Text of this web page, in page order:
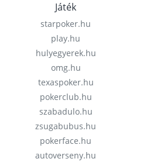
Játék
starpoker.hu
play.hu
hulyegyerek.hu
omg.hu
texaspoker.hu
pokerclub.hu
szabadulo.hu
zsugabubus.hu
pokerface.hu
autoverseny.hu